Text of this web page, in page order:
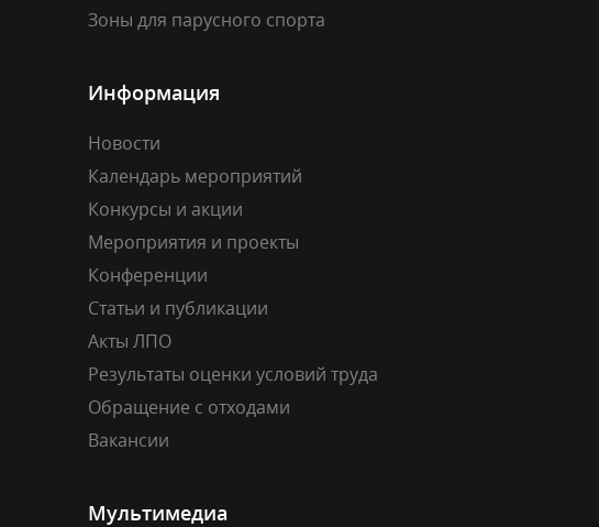
Зоны для парусного спорта
Информация
Новости
Календарь мероприятий
Конкурсы и акции
Мероприятия и проекты
Конференции
Статьи и публикации
Акты ЛПО
Результаты оценки условий труда
Обращение с отходами
Вакансии
Мультимедиа